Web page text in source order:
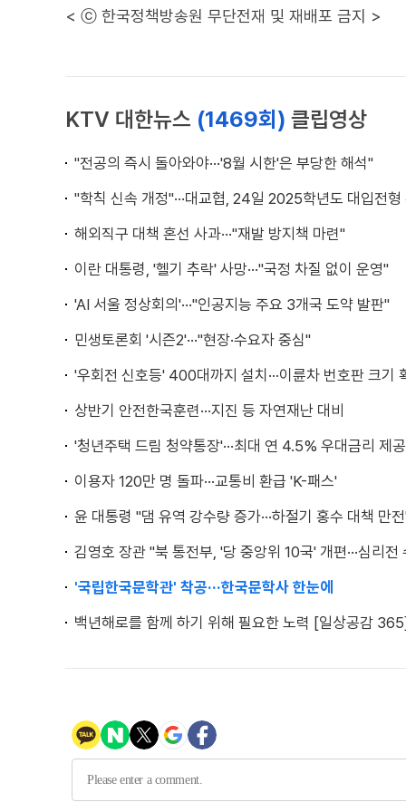
< ⓒ 한국정책방송원 무단전재 및 재배포 금지 >
KTV 대한뉴스 (1469회) 클립영상
"전공의 즉시 돌아와야···'8월 시한'은 부당한 해석"
"학칙 신속 개정"···대교협, 24일 2025학년도 대입전
해외직구 대책 혼선 사과···"재발 방지책 마련"
이란 대통령, '헬기 추락' 사망···"국정 차질 없이 운영"
'AI 서울 정상회의'···"인공지능 주요 3개국 도약 발판"
민생토론회 '시즌2'···"현장·수요자 중심"
'우회전 신호등' 400대까지 설치···이륜차 번호판 크기
상반기 안전한국훈련···지진 등 자연재난 대비
'청년주택 드림 청약통장'···최대 연 4.5% 우대금리 제공
이용자 120만 명 돌파···교통비 환급 'K-패스'
윤 대통령 "댐 유역 강수량 증가···하절기 홍수 대책 만
김영호 장관 "북 통전부, '당 중앙위 10국' 개편···심리전
'국립한국문학관' 착공···한국문학사 한눈에
백년해로를 함께 하기 위해 필요한 노력 [일상공감 365]